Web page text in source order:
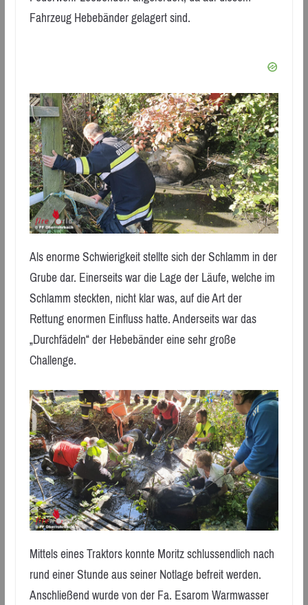
Fahrzeug Hebebänder gelagert sind.
Als enorme Schwierigkeit stellte sich der Schlamm in der
Grube dar. Einerseits war die Lage der Läufe, welche im
Schlamm steckten, nicht klar was, auf die Art der
Rettung enormen Einfluss hatte. Anderseits war das
„Durchfädeln“ der Hebebänder eine sehr große
Challenge.
Mittels eines Traktors konnte Moritz schlussendlich nach
rund einer Stunde aus seiner Notlage befreit werden.
Anschließend wurde von der Fa. Esarom Warmwasser